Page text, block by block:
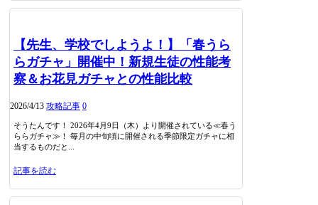
【先生、学校でしようよ！】「春うら
らガチャ」開催中！新規生徒の性能考
察＆お花見ガチャとの性能比較
2026/4/13 攻略記事 0
そうたんです！ 2026年4月9日（木）より開催されている≪春う
ららガチャ≫！ 毎月の中旬頃に開催される季節限定ガチャに相
当するものだと...
記事を読む